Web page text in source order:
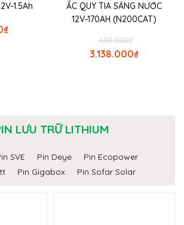
1.5Ah
₫
ẮC QUY TIA SÁNG NƯỚC
12V-170AH (N200CAT)
₫
4.114.000
₫
3.138.000
LƯU TRỮ LITHIUM
SVE Pin Deye
Pin Ecopower
Pin Gigabox Pin Sofar Solar